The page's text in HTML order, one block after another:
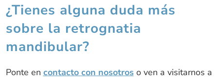
¿Tienes alguna duda más
sobre la retrognatia
mandibular?
Ponte en contacto con nosotros o ven a visitarnos a